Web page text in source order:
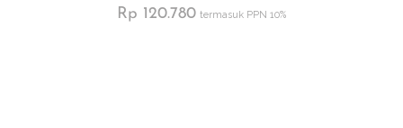
Rp 120.780 termasuk PPN 10%